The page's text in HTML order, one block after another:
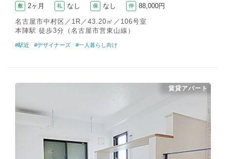
敷 2ヶ月 礼 なし 保 なし 仲 88,000円
名古屋市中村区／1R／43.20㎡／106号室
本陣駅 徒歩3分（名古屋市営東山線）
#駅近 #デザイナーズ #一人暮らし向け
賃貸アパート